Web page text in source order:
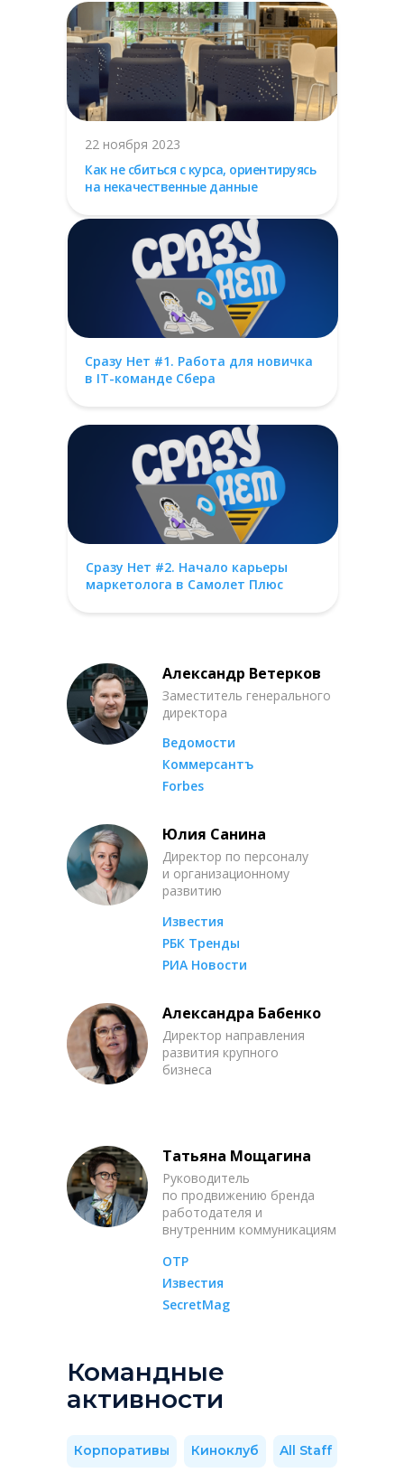
22 ноября 2023
Как не сбиться с курса, ориентируясь
на некачественные данные
Сразу Нет #2. Начало карьеры
маркетолога в Самолет Плюс
Сразу Нет #1. Работа для новичка
в IT-команде Сбера
Александр Ветерков
Заместитель генерального
директора
Ведомости
Коммерсантъ
Forbes
Юлия Санина
Директор по персоналу
и организационному
развитию
Известия
РБК Тренды
РИА Новости
Александра Бабенко
Директор направления
развития крупного
бизнеса
Татьяна Мощагина
Руководитель
по продвижению бренда
работодателя и
внутренним коммуникациям
ОТР
Известия
SecretMag
Командные
активности
Корпоративы Киноклуб All Staff